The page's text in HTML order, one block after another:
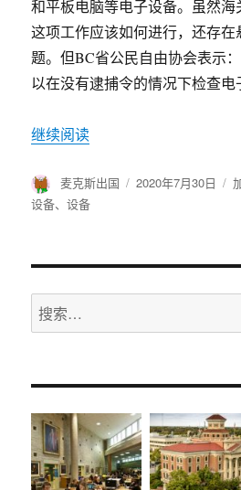
和平板电脑等电子设备。虽然
这项工作应该如何进行，还存在
题。但BC省公民自由协会表示
以在没有逮捕令的情况下检查
继续阅读
作
者
麦克斯出国
发
2020年7月30日
设备、设备
搜
索：